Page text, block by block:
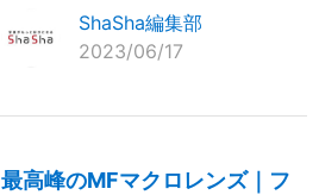
ShaSha編集部
2023/06/17
最高峰のMFマクロレンズ｜フ